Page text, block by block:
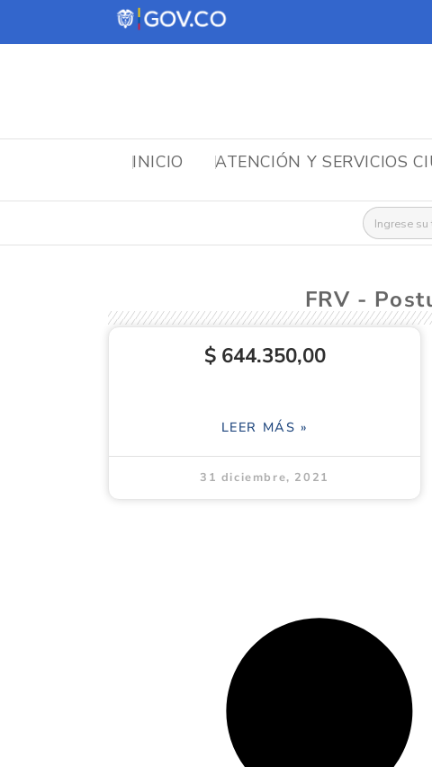
INICIO ATENCIÓN Y SERVICIOS
Buscar:
FRV -
$ 644.350,00
LEER MÁS »
31 diciembre, 2021